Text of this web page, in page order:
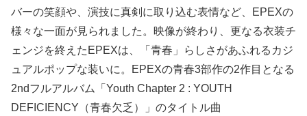
バーの笑顔や、演技に真剣に取り込む表情など、EPEXの
様々な一面が見られました。映像が終わり、更なる衣装チ
ェンジを終えたEPEXは、「青春」らしさがあふれるカジ
ュアルポップな装いに。EPEXの青春3部作の2作目となる
2ndフルアルバム「Youth Chapter 2 : YOUTH
DEFICIENCY（青春欠乏）」のタイトル曲